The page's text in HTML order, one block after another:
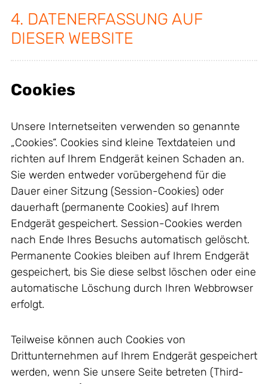
4. DATENERFASSUNG AUF
DIESER WEBSITE
Cookies
Unsere Internetseiten verwenden so genannte
„Cookies“. Cookies sind kleine Textdateien und
richten auf Ihrem Endgerät keinen Schaden an.
Sie werden entweder vorübergehend für die
Dauer einer Sitzung (Session-Cookies) oder
dauerhaft (permanente Cookies) auf Ihrem
Endgerät gespeichert. Session-Cookies werden
nach Ende Ihres Besuchs automatisch gelöscht.
Permanente Cookies bleiben auf Ihrem Endgerät
gespeichert, bis Sie diese selbst löschen oder eine
automatische Löschung durch Ihren Webbrowser
erfolgt.
Teilweise können auch Cookies von
Drittunternehmen auf Ihrem Endgerät gespeichert
werden, wenn Sie unsere Seite betreten (Third-